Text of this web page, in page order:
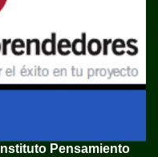
Pensamiento